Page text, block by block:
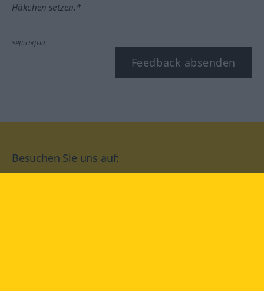
Häkchen setzen.*
*Pflichtfeld
Feedback absenden
Besuchen Sie uns auf: